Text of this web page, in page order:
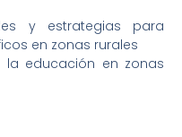
y estrategias para
en zonas rurales
educación en zonas